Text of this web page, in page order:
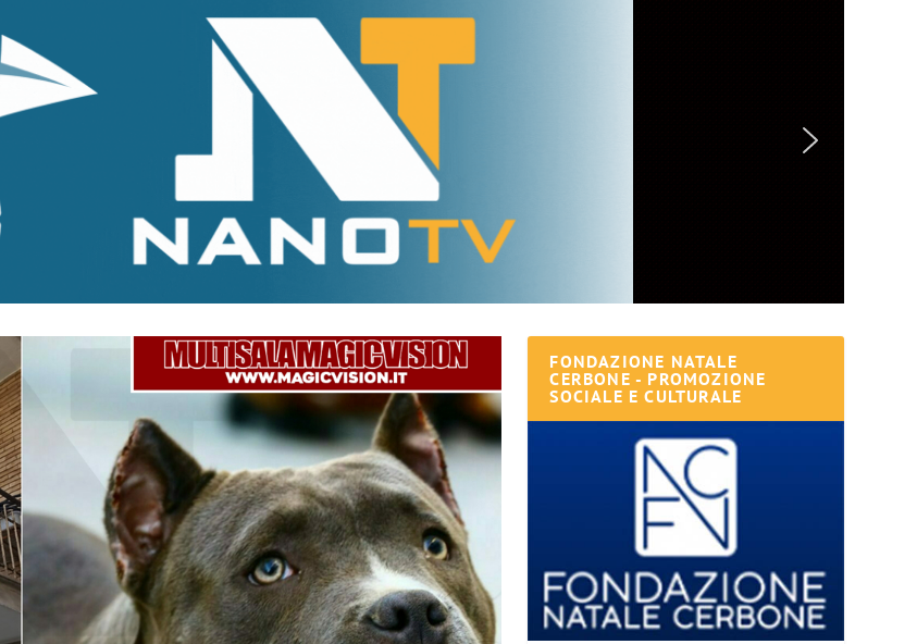
FONDAZIONE NATALE
CERBONE - PROMOZIONE
SOCIALE E CULTURALE